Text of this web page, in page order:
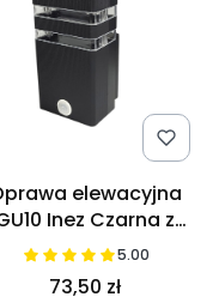
elewacyjna
Inez Czarna z
czujnikiem PIR
5.00
73,50 zł